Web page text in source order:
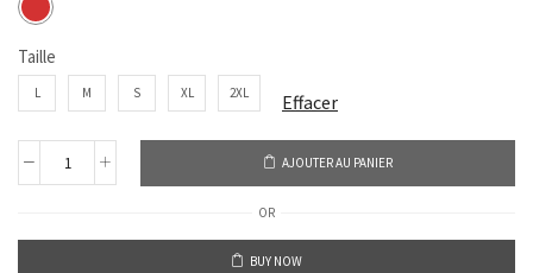
Taille
L M S XL 2XL Effacer
AJOUTER AU PANIER
OR
BUY NOW